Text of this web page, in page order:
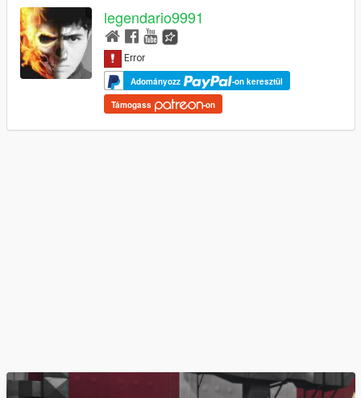
legendario9991
Adományozz -on keresztül
Támogass -on